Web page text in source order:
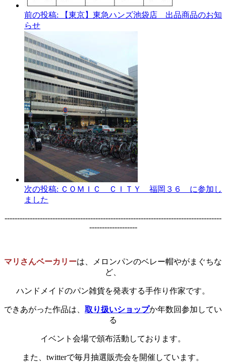
前の投稿:
【東京】東急ハンズ池袋店 出品商品のお知
らせ
次の投稿: ＣＯＭＩＣ ＣＩＴＹ 福岡３６ に参加し
ました
--------------------------------------------------------------------------------------
-------------------
マリさんベーカリーは、メロンパンのベレー帽やがまぐちな
ど、
ハンドメイドのパン雑貨を発表する手作り作家です。
できあがった作品は、 取り扱いショップか年数回参加してい
る
イベント会場で頒布活動しております。
また、twitterで毎月抽選販売会を開催しています。